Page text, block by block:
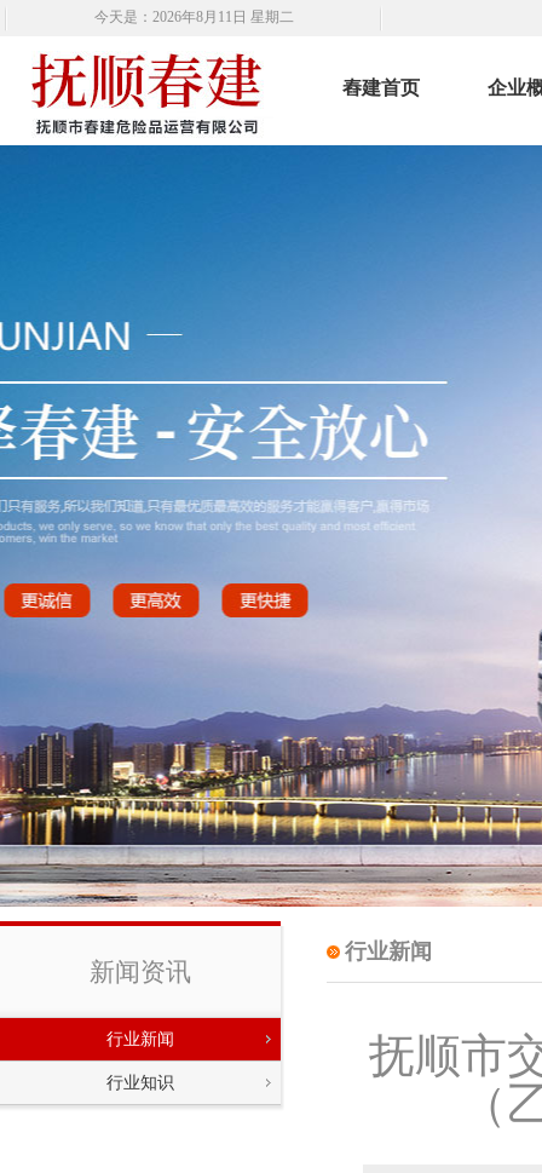
今天是：2026年8月11日 星期二
舂建首页 企业
新闻资讯
行业新闻
行业知识
行业新闻
抚顺市
（